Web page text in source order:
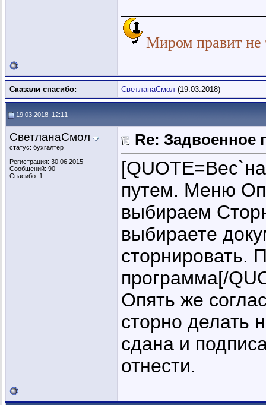
Миром правит не
Сказали спасибо: СветланаСмол (19.03.2018)
19.03.2018, 12:11
СветланаСмол
статус: бухгалтер
Регистрация: 30.06.2015
Сообщений: 90
Спасибо: 1
Re: Задвоенное
путем. Меню
выбираем
выбираете
сторнировать.
программа[/
Опять же
сторно делать
сдана и
отнести.